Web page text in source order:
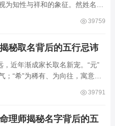
知性与祥和的象征。然姓名命
若不顾八字强弱，盲目套用，
39759
秘取名背后的五行忌讳
近年渐成家长取名新宠。“元”
“希”为稀有、为向往，寓意卓
之枢纽。一字之选，关乎运途
39791
理师揭秘名字背后的五